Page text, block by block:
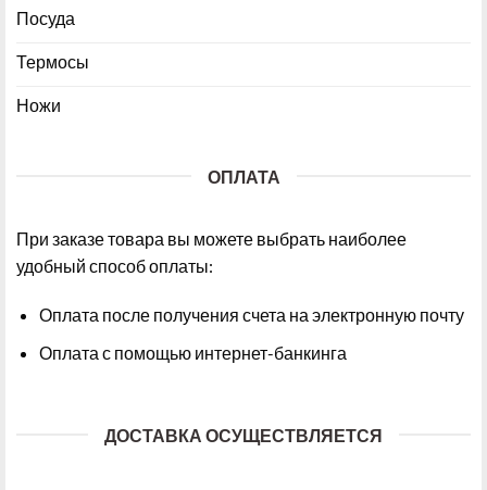
Посуда
Термосы
Ножи
ОПЛАТА
При заказе товара вы можете выбрать наиболее
удобный способ оплаты:
Оплата после получения счета на электронную почту
Оплата с помощью интернет-банкинга
ДОСТАВКА ОСУЩЕСТВЛЯЕТСЯ